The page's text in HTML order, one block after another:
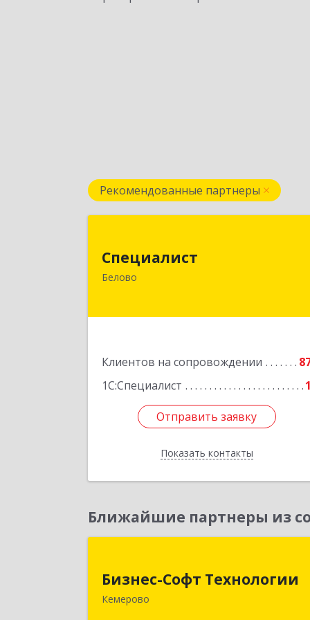
Рекомендованные партнеры
Специалист
Белово
Клиентов на сопровождении
1С:Специалист
Отправить заявку
Показать контакты
Кемеровская обл, Белово г,
Отправить заявку
Назад
Ближайшие партнеры из
Бизнес-Софт Технологии
Кемерово
650992, Кемеровская область
Кузбасс обл, Кемерово г,